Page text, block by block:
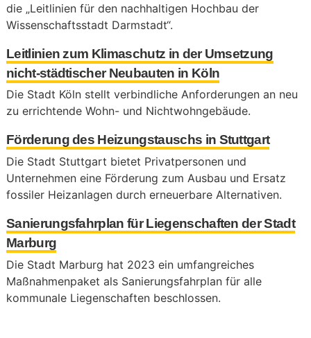
die „Leitlinien für den nachhaltigen Hochbau der
Wissenschaftsstadt Darmstadt“.
Leitlinien zum Klimaschutz in der Umsetzung
nicht-städtischer Neubauten in Köln
Die Stadt Köln stellt verbindliche Anforderungen an neu
zu errichtende Wohn- und Nichtwohngebäude.
Förderung des Heizungstauschs in Stuttgart
Die Stadt Stuttgart bietet Privatpersonen und
Unternehmen eine Förderung zum Ausbau und Ersatz
fossiler Heizanlagen durch erneuerbare Alternativen.
Sanierungsfahrplan für Liegenschaften der Stadt
Marburg
Die Stadt Marburg hat 2023 ein umfangreiches
Maßnahmenpaket als Sanierungsfahrplan für alle
kommunale Liegenschaften beschlossen.